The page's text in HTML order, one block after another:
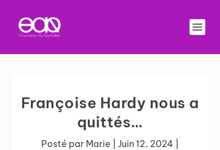
Françoise Hardy nous a
quittés…
Posté par Marie Juin 12, 2024